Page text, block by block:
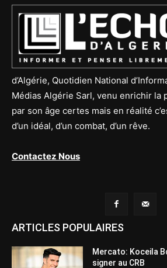
d’Algérie, Quotidien National
Médias Algérie Sarl, venu enrichir la
par son âge certes mais en réalité
d’un idéal, d’un combat, d’un rêve.
Contactez Nous
ARTICLES POPULAIRES
Mercato: Koceila
signer au CRB